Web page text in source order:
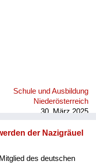
Schule und Ausbildung
Niederösterreich
30. März 2025
der Nazigräuel
des deutschen